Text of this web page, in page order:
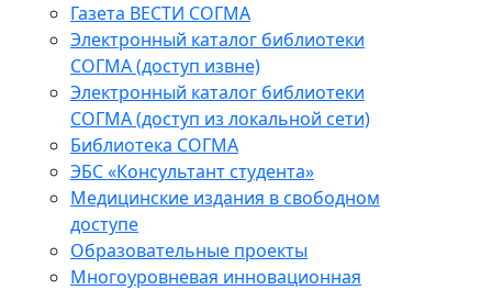
Газета ВЕСТИ СОГМА
Электронный каталог библиотеки
СОГМА (доступ извне)
Электронный каталог библиотеки
СОГМА (доступ из локальной сети)
Библиотека СОГМА
ЭБС «Консультант студента»
Медицинские издания в свободном
доступе
Образовательные проекты
Многоуровневая инновационная